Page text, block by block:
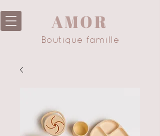
AMOR
Boutique famille